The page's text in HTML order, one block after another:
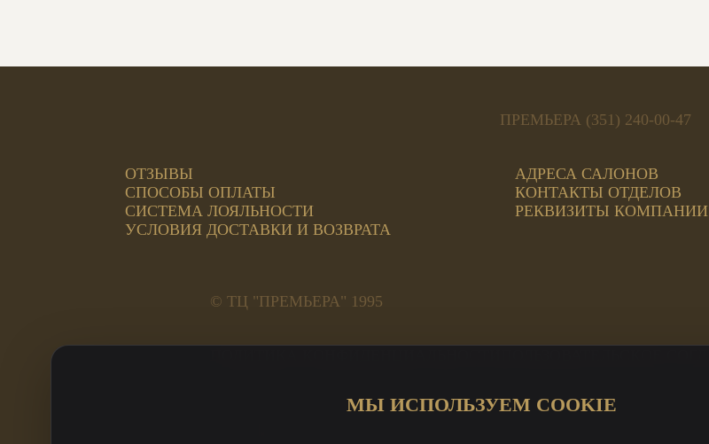
ПРЕМЬЕРА (351) 240-00-47
ОТЗЫВЫ
СПОСОБЫ ОПЛАТЫ
СИСТЕМА ЛОЯЛЬНОСТИ
УСЛОВИЯ ДОСТАВКИ И ВОЗВРАТА
АДРЕСА САЛОНОВ
КОНТАКТЫ ОТДЕЛОВ
РЕКВИЗИТЫ КОМПАНИИ
© ТЦ "ПРЕМЬЕРА" 1995
ул. Труда, 185а, 2 этаж ЦИ МагнитМЫ ИСПОЛЬЗУЕМ COOKIE